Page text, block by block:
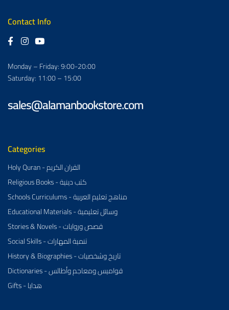
Contact Info
Monday – Friday: 9:00-20:00
Saturday: 11:00 – 15:00
sales@alamanbookstore.com
Categories
Holy Quran - القران الكريم
Religious Books - كتب دينية
Schools Curriculums - مناهج تعليم العربية
Educational Materials - وسائل تعليمية
Stories & Novels - قصص وروايات
Social Skills - تنمية المهارات
History & Biographies - تاريخ وشخصيات
Dictionaries - قواميس ومعاجم وأطالس
Gifts - هدايا